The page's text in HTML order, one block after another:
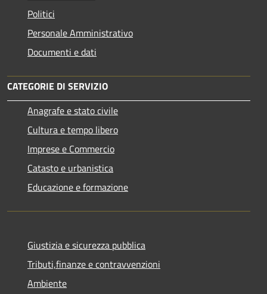
Politici
Personale Amministrativo
Documenti e dati
CATEGORIE DI SERVIZIO
Anagrafe e stato civile
Cultura e tempo libero
Imprese e Commercio
Catasto e urbanistica
Educazione e formazione
Giustizia e sicurezza pubblica
Tributi,finanze e contravvenzioni
Ambiente